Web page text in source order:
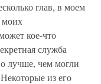
глав, в моем
моих
кое-что
служба
лучше, чем могли
из его